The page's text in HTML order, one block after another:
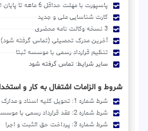
پاسپورت با مهلت حداقل 6 ماهه تا پایان انقضا
کارت شناسایی ملی و جدید
3 نسخه وکالت نامه محضری
آخرین مدرک تحصیلی (تماس گرفته شود)
تنظیم قرارداد رسمی با موسسه ثبتا
سایر شرایط: تماس گرفته شود
شروط و الزامات اشتغال به کار و
شرط شماره 1: تحویل کلیه اسناد و مدارک متقاضی
شرط شماره 2: عقد قرارداد رسمی با موسسه ثبتا
شرط شماره 3: پرداخت حق الثبت و اجرا